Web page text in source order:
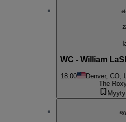
WC - William
18.00 Denver, CO,
The